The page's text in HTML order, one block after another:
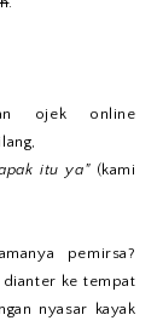
ojek online
itu ya"(kami
pemirsa?
dianter ke tempat
nyasar kayak